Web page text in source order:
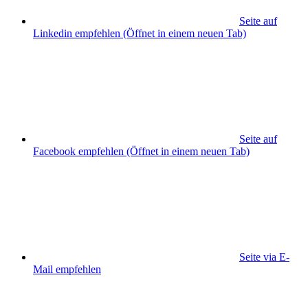
Seite auf
Linkedin empfehlen (Öffnet in einem neuen Tab)
Seite auf
Facebook empfehlen (Öffnet in einem neuen Tab)
Seite via E-
Mail empfehlen